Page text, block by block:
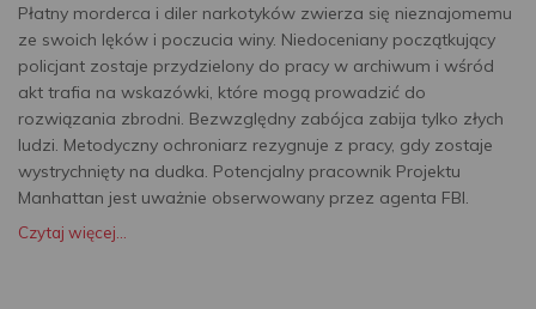
Płatny morderca i diler narkotyków zwierza się nieznajomemu
ze swoich lęków i poczucia winy. Niedoceniany początkujący
policjant zostaje przydzielony do pracy w archiwum i wśród
akt trafia na wskazówki, które mogą prowadzić do
rozwiązania zbrodni. Bezwzględny zabójca zabija tylko złych
ludzi. Metodyczny ochroniarz rezygnuje z pracy, gdy zostaje
wystrychnięty na dudka. Potencjalny pracownik Projektu
Manhattan jest uważnie obserwowany przez agenta FBI.
Czytaj więcej...